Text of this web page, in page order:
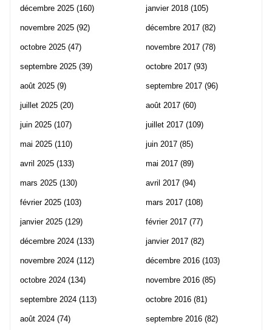
décembre 2025 (160)
novembre 2025 (92)
octobre 2025 (47)
septembre 2025 (39)
août 2025 (9)
juillet 2025 (20)
juin 2025 (107)
mai 2025 (110)
avril 2025 (133)
mars 2025 (130)
février 2025 (103)
janvier 2025 (129)
décembre 2024 (133)
novembre 2024 (112)
octobre 2024 (134)
septembre 2024 (113)
août 2024 (74)
janvier 2018 (105)
décembre 2017 (82)
novembre 2017 (78)
octobre 2017 (93)
septembre 2017 (96)
août 2017 (60)
juillet 2017 (109)
juin 2017 (85)
mai 2017 (89)
avril 2017 (94)
mars 2017 (108)
février 2017 (77)
janvier 2017 (82)
décembre 2016 (103)
novembre 2016 (85)
octobre 2016 (81)
septembre 2016 (82)